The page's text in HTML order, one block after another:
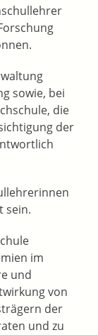
sowie, bei
die
der
sein.
im
und
von
der
und zu